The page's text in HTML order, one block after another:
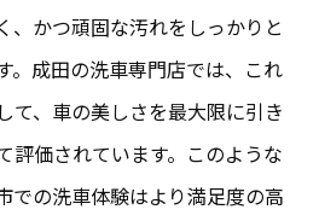
、かつ頑固な汚れをしっかりと
。成田の洗車専門店では、これ
て、車の美しさを最大限に引き
評価されています。このような
での洗車体験はより満足度の高